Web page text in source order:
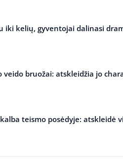
iki kelių, gyventojai dalinasi
veido bruožai: atskleidžia jo
teismo posėdyje: atskleidė